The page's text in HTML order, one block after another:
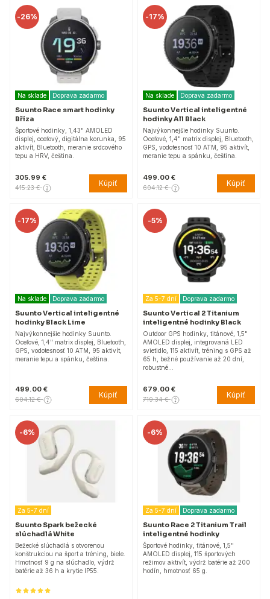
-26%
Na sklade Doprava zadarmo
Suunto Race smart hodinky
Bříza
Športové hodinky, 1,43" AMOLED
displej, oceľový, digitálna korunka, 95
aktivít, Bluetooth, meranie srdcového
tepu a HRV, čeština.
305.99 €
415.23 € Kúpiť
-17%
Na sklade Doprava zadarmo
Suunto Vertical inteligentné
hodinky All Black
Najvýkonnejšie hodinky Suunto.
Oceľové, 1,4" matrix displej, Bluetooth,
GPS, vodotesnosť 10 ATM, 95 aktivít,
meranie tepu a spánku, čeština.
499.00 €
604.12 € Kúpiť
-17%
Na sklade Doprava zadarmo
Suunto Vertical inteligentné
hodinky Black Lime
Najvýkonnejšie hodinky Suunto.
Oceľové, 1,4" matrix displej, Bluetooth,
GPS, vodotesnosť 10 ATM, 95 aktivít,
meranie tepu a spánku, čeština.
499.00 €
604.12 € Kúpiť
-5%
Za 5-7 dní Doprava zadarmo
Suunto Vertical 2 Titanium
inteligentné hodinky Black
Outdoor GPS hodinky, titánové, 1,5"
AMOLED displej, integrovaná LED
svietidlo, 115 aktivít, tréning s GPS až
65 h, bežné používanie až 20 dní,
robustné…
679.00 €
719.34 € Kúpiť
-6%
Za 5-7 dní
Suunto Spark bežecké
slúchadlá White
Bežecké slúchadlá s otvorenou
konštrukciou na šport a tréning, biele.
Hmotnosť 9 g na slúchadlo, výdrž
batérie až 36 h a krytie IP55.
-6%
Za 5-7 dní Doprava zadarmo
Suunto Race 2 Titanium Trail
inteligentné hodinky
Športové hodinky, titánové, 1,5"
AMOLED displej, 115 športových
režimov aktivít, výdrž batérie až 200
hodín, hmotnosť 65 g.